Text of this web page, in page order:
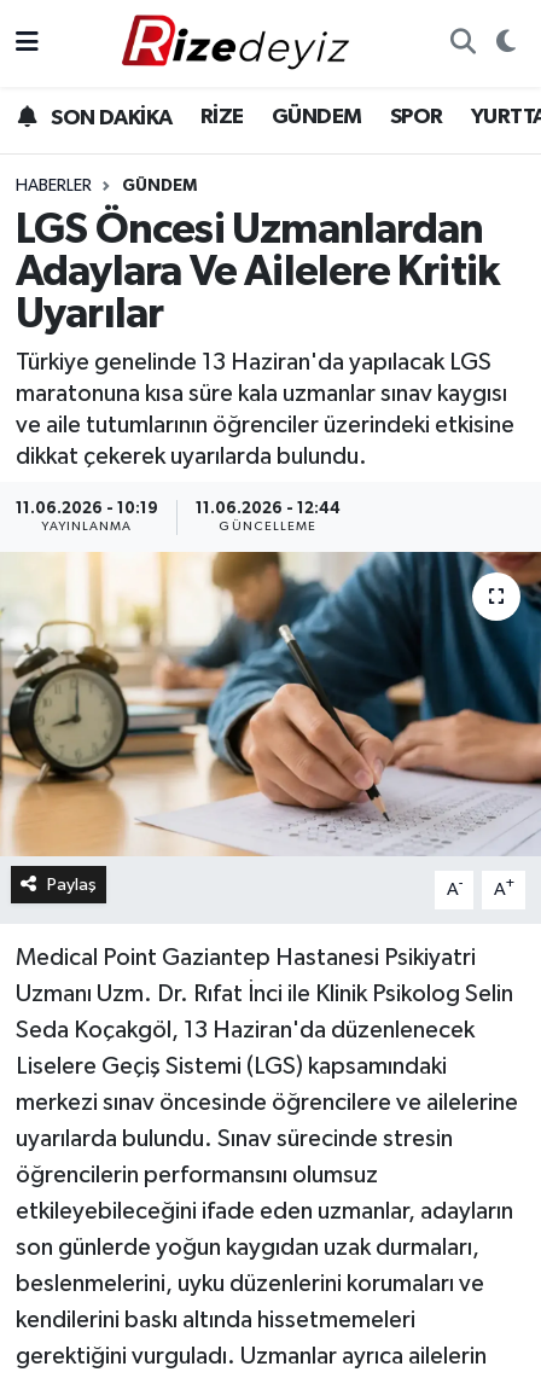
SON DAKİKA RİZE GÜNDEM SPOR
HABERLER GÜNDEM
LGS Öncesi Uzmanlardan
Adaylara Ve Ailelere Kritik
Uyarılar
Türkiye genelinde 13 Haziran'da yapılacak LGS
maratonuna kısa süre kala uzmanlar sınav kaygısı
ve aile tutumlarının öğrenciler üzerindeki etkisine
dikkat çekerek uyarılarda bulundu.
11.06.2026 - 10:19
YAYINLANMA
11.06.2026 - 12:44
GÜNCELLEME
Paylaş A- A+
Medical Point Gaziantep Hastanesi Psikiyatri
Uzmanı Uzm. Dr. Rıfat İnci ile Klinik Psikolog Selin
Seda Koçakgöl, 13 Haziran'da düzenlenecek
Liselere Geçiş Sistemi (LGS) kapsamındaki
merkezi sınav öncesinde öğrencilere ve ailelerine
uyarılarda bulundu. Sınav sürecinde stresin
öğrencilerin performansını olumsuz
etkileyebileceğini ifade eden uzmanlar, adayların
son günlerde yoğun kaygıdan uzak durmaları,
beslenmelerini, uyku düzenlerini korumaları ve
kendilerini baskı altında hissetmemeleri
gerektiğini vurguladı. Uzmanlar ayrıca ailelerin
Gündem
Yurttan Haberler
Ekonomi
Sağlık
Rize Hava Durumu
Rize Trafik Yoğunluk Haritası
Süper Lig Puan Durumu ve Fikstür
Son Dakika Haberleri
Haber Arşivi